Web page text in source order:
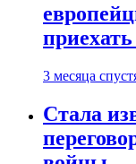
3 месяца
Стала